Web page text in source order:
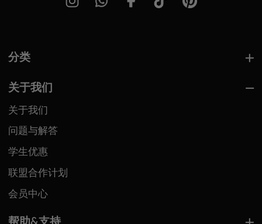
分类
关于我们
关于我们
问题与解答
学生优惠
联盟合作计划
会员中心